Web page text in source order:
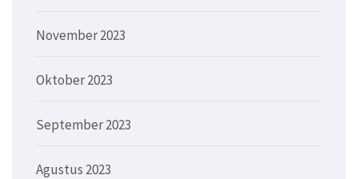
November 2023
Oktober 2023
September 2023
Agustus 2023